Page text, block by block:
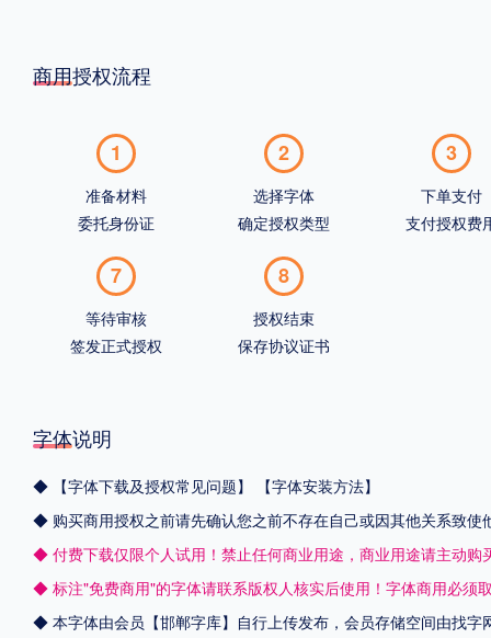
商用授权流程
1
准备材料
委托身份证
2
选择字体
确定授权类型
3
下单支付
支付授权费
7
等待审核
签发正式授权
8
授权结束
保存协议证书
字体说明
◆ 【字体下载及授权常见问题】
【字体安装方法】
◆ 购买商用授权之前请先确认您之前不存在自己或因其他关系致使
◆ 付费下载仅限个人试用！禁止任何商业用途，商业用途请主动购
◆ 标注"免费商用"的字体请联系版权人核实后使用！字体商用必须
◆ 本字体由会员【邯郸字库】自行上传发布，会员存储空间由找